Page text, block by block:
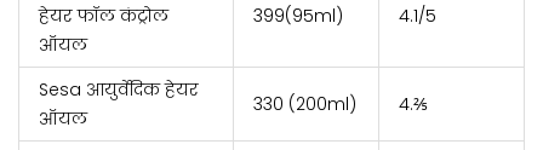
हेयर फॉल कंट्रोल
ऑयल
399(95ml) 4.1/5
Sesa आयुर्वेदिक हेयर
ऑयल
330 (200ml) 4.⅖